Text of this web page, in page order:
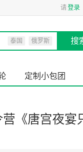
请登录
泰国 俄罗斯 搜
定制小包团
《唐宫夜宴